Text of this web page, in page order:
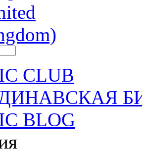
CLUB
BLOG